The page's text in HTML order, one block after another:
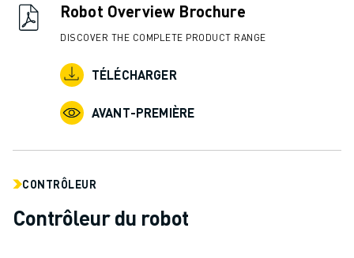
A PROPOS DE FANUC
A PROPOS DE FANUC
DÉVELOPPEMENT DURABLE
CONTACT
LOCALISATION DES SITES
Robot Overview Brochure
DISCOVER THE COMPLETE PRODUCT RANGE
TÉLÉCHARGER
AVANT-PREMIÈRE
CONTRÔLEUR
Contrôleur du robot